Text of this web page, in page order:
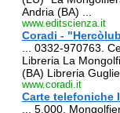
Andria (BA) ...
www.editscienza.it
Coradi -
... 0332-970763.
Libreria La
(BA) Libreria
www.coradi.it
Carte telefoniche
... 5.000.